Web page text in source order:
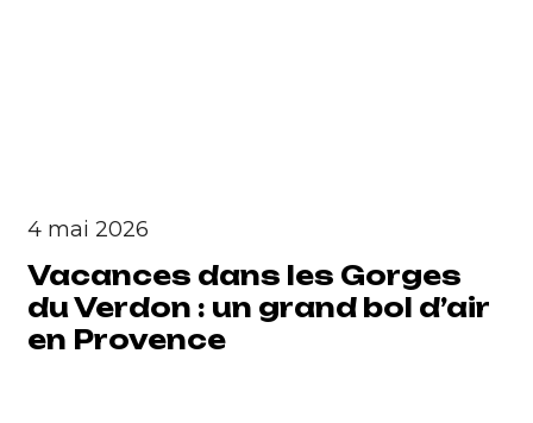
4 mai 2026
Vacances dans les Gorges
du Verdon : un grand bol d’air
en Provence